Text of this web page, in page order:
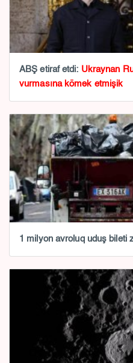
ABŞ etiraf etdi: Ukraynan
vurmasına kömək etmişik
1 milyon avroluq uduş bileti